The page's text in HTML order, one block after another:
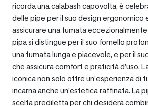
ricorda una calabash capovolta, è
delle pipe per il suo design ergonomico
assicurare una fumata
pipa si distingue per il suo fornello
una fumata lunga e piacevole, e per il
che assicura comfort e praticità d’uso.
iconica non solo offre un’esperienza di
incarna anche un’estetica raffinata. La
scelta prediletta per chi desidera